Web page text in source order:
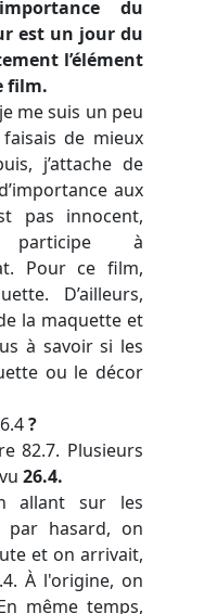
du
est un jour du
l’élément
film.
me suis un peu
de mieux
j’attache de
aux
pas innocent,
participe à
Pour ce film,
D’ailleurs,
la maquette et
à savoir si les
ou le décor
?
82.7. Plusieurs
26.4.
allant sur les
hasard, on
et on arrivait,
À l'origine, on
même temps,